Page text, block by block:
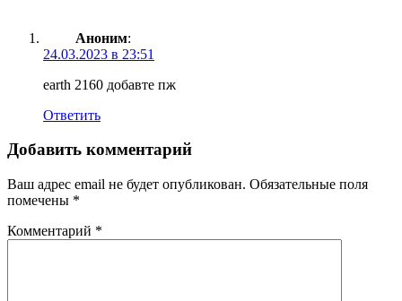
Аноним:
24.03.2023 в 23:51
earth 2160 добавте пж
Ответить
Добавить комментарий
Ваш адрес email не будет опубликован. Обязательные поля
помечены *
Комментарий *